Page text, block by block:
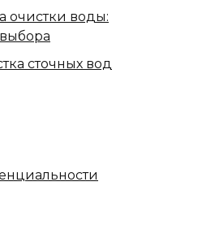
очистки воды:
сточных вод